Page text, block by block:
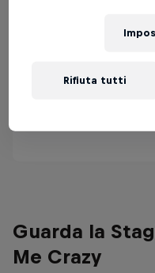
Guarda la
Me Crazy
Rifiuta tutti